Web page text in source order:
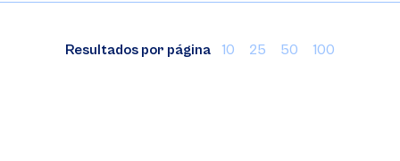
Resultados por página 10 25 50 100